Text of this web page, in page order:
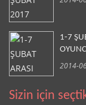
1-7
2014-
Sizin için